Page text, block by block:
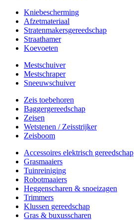
Kniebescherming
Afzetmateriaal
Stratenmakersgereedschap
Straathamer
Koevoeten
Mestschuiver
Mestschraper
Sneeuwschuiver
Zeis toebehoren
Baggergereedschap
Zeisen
Wetstenen / Zeisstrijker
Zeisboom
Accessoires elektrisch gereedschap
Grasmaaiers
Tuinreiniging
Robotmaaiers
Heggenscharen & snoeizagen
Trimmers
Klussen gereedschap
Gras & buxusscharen